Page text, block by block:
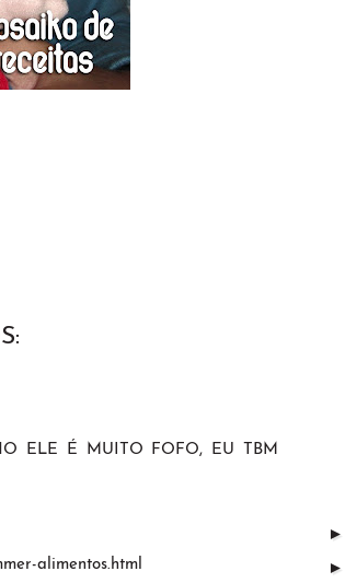
ELE É MUITO FOFO, EU TBM
alimentos.html
►
►